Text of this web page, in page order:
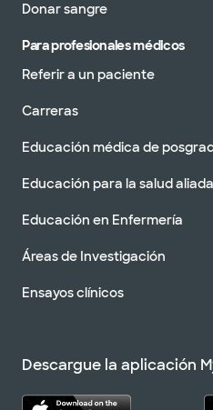
Donar sangre
Para profesionales médicos
Referir a un paciente
Carreras
Educación médica de
Educación para la salud aliada
Educación en Enfermería
Áreas de Investigación
Ensayos clínicos
Descargue la aplicación